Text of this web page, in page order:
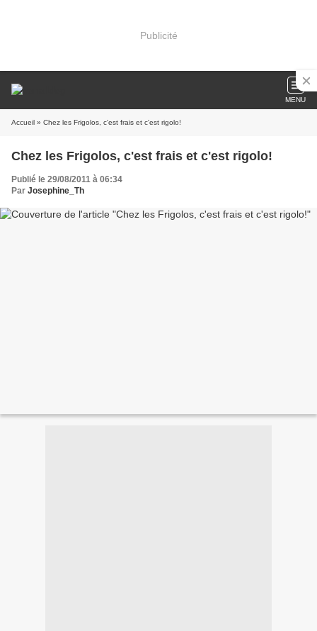
Publicité
MENU
Accueil » Chez les Frigolos, c'est frais et c'est rigolo!
Chez les Frigolos, c'est frais et c'est rigolo!
Publié le 29/08/2011 à 06:34
Par Josephine_Th